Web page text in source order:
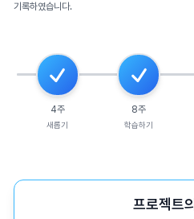
기록하였습니다.
4주
새롭기
8주
학습하기
프로젝트의